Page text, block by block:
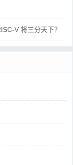
V 将三分天下？